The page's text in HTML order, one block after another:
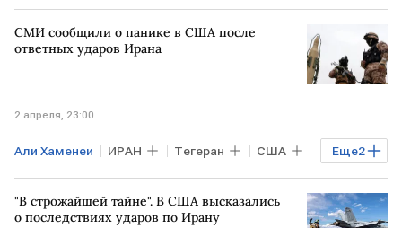
СМИ сообщили о панике в США после
ответных ударов Ирана
2 апреля, 23:00
Еще2
Али Хаменеи ИРАН Тегеран США
Пит Хегсет Дональд Трамп
"В строжайшей тайне". В США высказались
о последствиях ударов по Ирану